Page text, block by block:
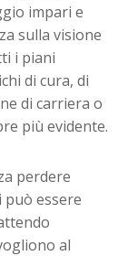
impari e
sulla visione
i piani
di cura, di
di carriera o
più evidente.
perdere
può essere
al